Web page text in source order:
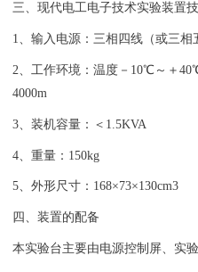
三、现代电工电子技术实验装置
1、输入电源：三相四线（或三
2、工作环境：温度－10℃～＋
4000m
3、装机容量：＜1.5KVA
4、重量：150kg
5、外形尺寸：168×73×130cm3
四、装置的配备
本实验台主要由电源控制屏、实